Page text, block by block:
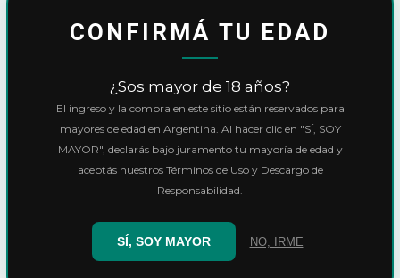
$6.700,00
Precio final:$6.030,00
Ver cuotas y descuentos
AGREGAR AL CARRITO
CONFIRMÁ TU EDAD
¿Sos mayor de 18 años?
El ingreso y la compra en este sitio están reservados para
mayores de edad en Argentina. Al hacer clic en "SÍ, SOY
MAYOR", declarás bajo juramento tu mayoría de edad y
aceptás nuestros Términos de Uso y Descargo de
Responsabilidad.
SÍ, SOY MAYOR NO, IRME